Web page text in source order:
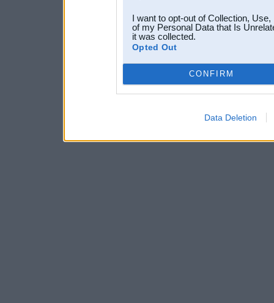
I want to opt-out of Collection,
of my Personal Data that Is
it was collected.
Opted Out
CONFIRM
Data Deletion